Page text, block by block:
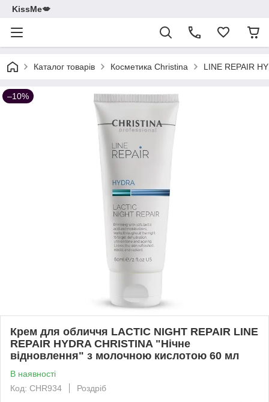
KissMe💋
Каталог товарів Косметика Christina LINE REPAIR
–10%
Крем для обличчя LACTIC NIGHT REPAIR LINE
REPAIR HYDRA CHRISTINA "Нічне
відновлення" з молочною кислотою 60 мл
В наявності
Код: CHR934
Роздріб